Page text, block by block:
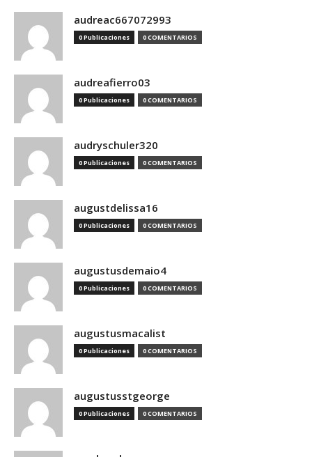
audreac667072993
0 Publicaciones 0 COMENTARIOS
audreafierro03
0 Publicaciones 0 COMENTARIOS
audryschuler320
0 Publicaciones 0 COMENTARIOS
augustdelissa16
0 Publicaciones 0 COMENTARIOS
augustusdemaio4
0 Publicaciones 0 COMENTARIOS
augustusmacalist
0 Publicaciones 0 COMENTARIOS
augustusstgeorge
0 Publicaciones 0 COMENTARIOS